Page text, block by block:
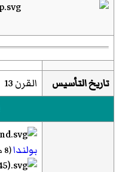
تاريخ التأسيس
القرن 13
بولندا(8 مايو 1945–)